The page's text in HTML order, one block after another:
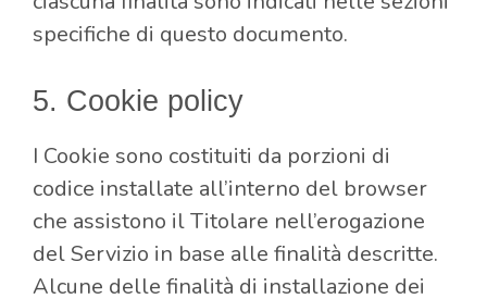
specifiche di questo documento.
5. Cookie policy
I Cookie sono costituiti da porzioni di
codice installate all’interno del browser
che assistono il Titolare nell’erogazione
del Servizio in base alle finalità descritte.
Alcune delle finalità di installazione dei